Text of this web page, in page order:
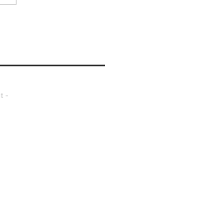
-